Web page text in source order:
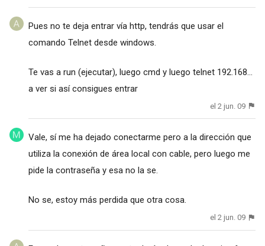
Pues no te deja entrar vía http, tendrás que usar el
comando Telnet desde windows.
Te vas a run (ejecutar), luego cmd y luego telnet 192.168...
a ver si así consigues entrar
el 2 jun. 09
Vale, sí me ha dejado conectarme pero a la dirección que
utiliza la conexión de área local con cable, pero luego me
pide la contraseña y esa no la se.
No se, estoy más perdida que otra cosa.
el 2 jun. 09